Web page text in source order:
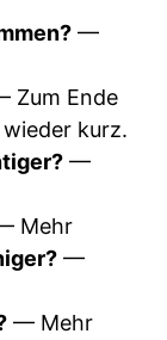
—
Zum Ende
kurz.
—
Mehr
—
— Mehr